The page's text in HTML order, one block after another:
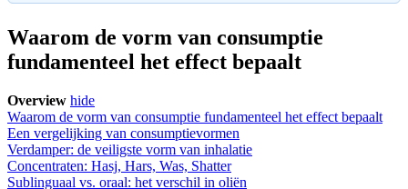
Waarom de vorm van consumptie
fundamenteel het effect bepaalt
Overview hide
Waarom de vorm van consumptie fundamenteel het effect bepaalt
Een vergelijking van consumptievormen
Verdamper: de veiligste vorm van inhalatie
Concentraten: Hasj, Hars, Was, Shatter
Sublinguaal vs. oraal: het verschil in oliën